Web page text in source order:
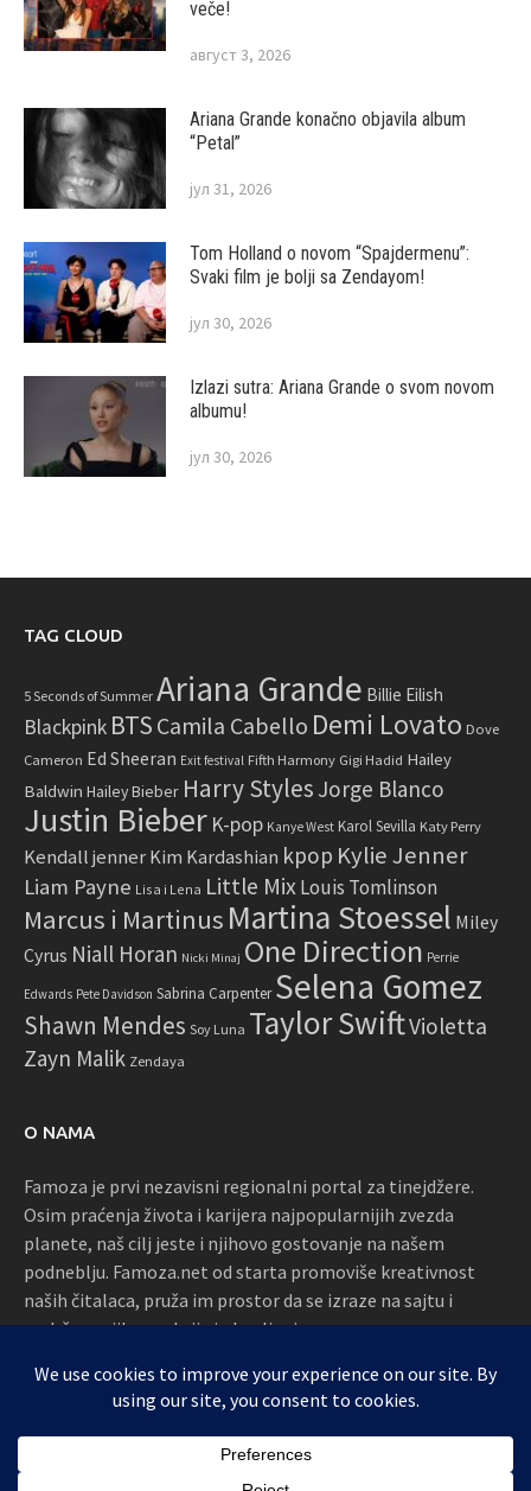
veče!
август 3, 2026
Ariana Grande konačno objavila album
“Petal”
јул 31, 2026
Tom Holland o novom “Spajdermenu”:
Svaki film je bolji sa Zendayom!
јул 30, 2026
Izlazi sutra: Ariana Grande o svom novom
albumu!
јул 30, 2026
TAG CLOUD
5 Seconds of Summer Ariana Grande Billie Eilish
Blackpink BTS Camila Cabello Demi Lovato Dove
Cameron Ed Sheeran Exit festival Fifth Harmony Gigi Hadid Hailey
Baldwin Hailey Bieber Harry Styles Jorge Blanco
Justin Bieber K-pop Kanye West Karol Sevilla Katy Perry
Kendall jenner Kim Kardashian kpop Kylie Jenner
Liam Payne Lisa i Lena Little MixLouis Tomlinson
Marcus i Martinus Martina Stoessel Miley
Cyrus Niall Horan Nicki Minaj One Direction Perrie
Edwards Pete Davidson Sabrina Carpenter Selena Gomez
Shawn Mendes Soy Luna Taylor SwiftVioletta
Zayn Malik Zendaya
O NAMA
Famoza je prvi nezavisni regionalni portal za tinejdžere.
Osim praćenja života i karijera najpopularnijih zvezda
planete, naš cilj jeste i njihovo gostovanje na našem
podneblju. Famoza.net od starta promoviše kreativnost
naših čitalaca, pruža im prostor da se izraze na sajtu i
podržava njihove akcije i okupljanja